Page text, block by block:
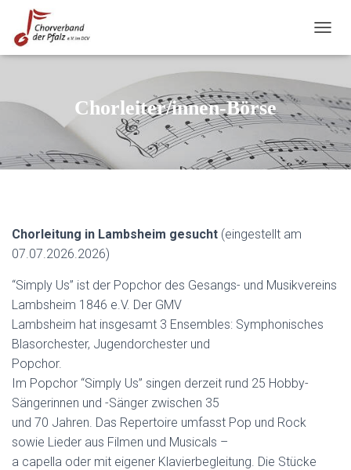
A
I
G
T
I
O
L
T
N
Chorleiter/innen-Börse
Chorleitung in Lambsheim gesucht (eingestellt am
07.07.2026.2026)
“Simply Us” ist der Popchor des Gesangs- und Musikvereins
Lambsheim 1846 e.V. Der GMV
Lambsheim hat insgesamt 3 Ensembles: Symphonisches
Blasorchester, Jugendorchester und
Popchor.
Im Popchor “Simply Us” singen derzeit rund 25 Hobby-
Sängerinnen und -Sänger zwischen 35
und 70 Jahren. Das Repertoire umfasst Pop und Rock
sowie Lieder aus Filmen und Musicals –
a capella oder mit eigener Klavierbegleitung. Die Stücke